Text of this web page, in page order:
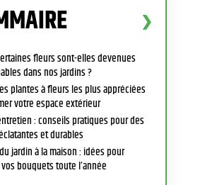
fleurs sont-elles devenues
dans nos jardins ?
plantes à fleurs les plus appréciées
votre espace extérieur
: conseils pratiques pour des
et durables
jardin à la maison : idées pour
bouquets toute l’année